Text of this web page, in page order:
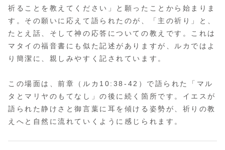
祈ることを教えてください」と願ったことから始まりま
す。その願いに応えて語られたのが、「主の祈り」と、
たとえ話、そして神の応答についての教えです。これは
マタイの福音書にも似た記述がありますが、ルカではよ
り簡潔に、親しみやすく記されています。
この場面は、前章（ルカ10:38-42）で語られた「マル
タとマリヤのもてなし」の後に続く箇所です。イエスが
語られた静けさと御言葉に耳を傾ける姿勢が、祈りの教
えへと自然に流れていくように感じられます。